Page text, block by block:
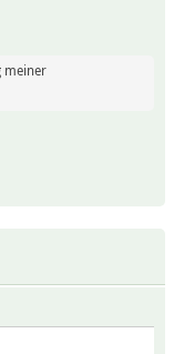
meiner